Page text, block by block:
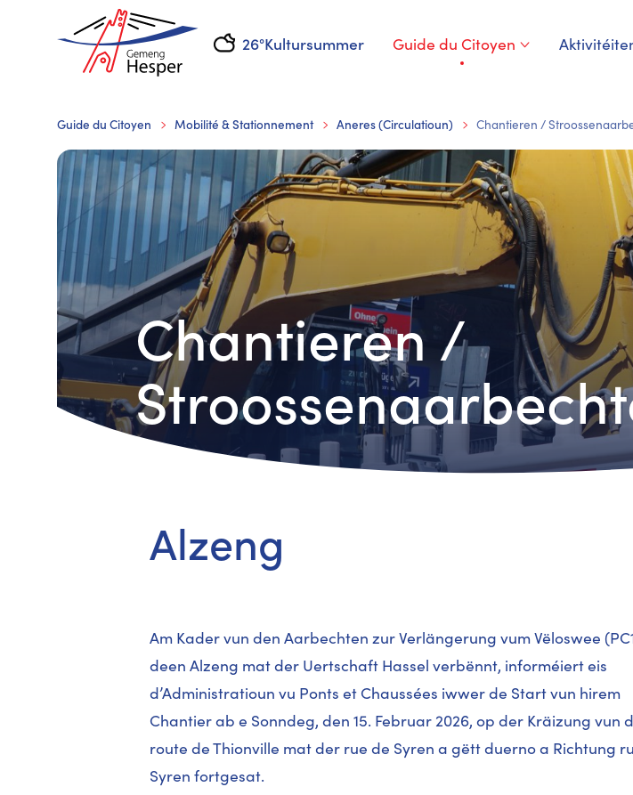
26°Kultursummer Guide du Citoyen
Page courante
Guide du Citoyen Mobilité & Stationnement Aneres (Circulatioun) Chantieren /
Chantieren /
Alzeng
Am Kader vun den Aarbechten zur Verlängerung vum Vëloswee
deen Alzeng mat der Uertschaft Hassel verbënnt, informéiert eis
d’Administratioun vu Ponts et Chaussées iwwer de Start vun hirem
Chantier ab e Sonndeg, den 15. Februar 2026, op der Kräizung vun
route de Thionville mat der rue de Syren a gëtt duerno a Richtung
Syren fortgesat.